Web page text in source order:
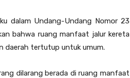
dalam Undang-Undang Nomor 23
bahwa ruang manfaat jalur kereta
daerah tertutup untuk umum.
dilarang berada di ruang manfaat